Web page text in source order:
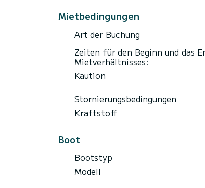
ist unter anderem mit folgender
Klimaanlage.
Mietbedingungen
Art der Buchung
Zeiten für den Beginn und das
Mietverhältnisses:
Kaution
Stornierungsbedingungen
Kraftstoff
Boot
Bootstyp
Modell